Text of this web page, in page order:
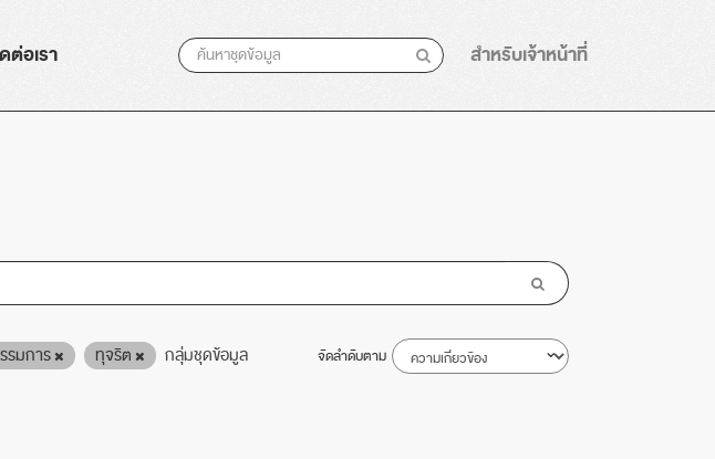
ต่อเรา สำหรับเจ้าหน้าที่
จัดลำดับตาม
รมการ ทุจริต
กลุ่มชุดข้อมูล